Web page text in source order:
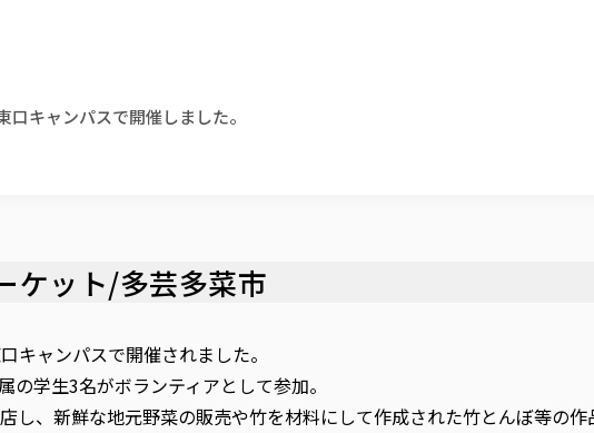
キャンパスで開催しました。
ケット/多芸多菜市
キャンパスで開催されました。
学生3名がボランティアとして参加。
、新鮮な地元野菜の販売や竹を材料にして作成された竹とんぼ等の作